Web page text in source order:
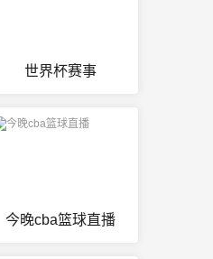
世界杯赛事
今晚cba篮球直播